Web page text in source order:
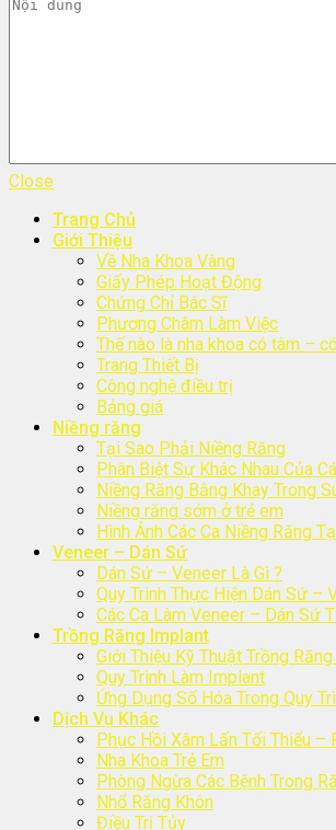
Close
Trang Chủ
Giới Thiệu
Về Nha Khoa Vàng
Giấy Phép Hoạt Động
Chứng Chỉ Bác Sĩ
Phương Châm Làm Việc
Thế nào là nha khoa có tâm –
Trang Thiết Bị
Công nghệ điều trị
Bảng giá
Niềng răng
Tại Sao Phải Niềng Răng
Phân Biệt Sự Khác Nhau Của
Niềng Răng Bằng Khay Trong
Niềng răng sớm ở trẻ em
Hình Ảnh Các Ca Niềng Răng
Veneer – Dán Sứ
Dán Sứ – Veneer Là Gì ?
Quy Trình Thực Hiện Dán Sứ –
Các Ca Làm Veneer – Dán Sứ
Trồng Răng Implant
Giới Thiệu Kỹ Thuật Trồng
Quy Trình Làm Implant
Ứng Dụng Số Hóa Trong Quy
Dịch Vụ Khác
Phục Hồi Xâm Lấn Tối Thiểu –
Nha Khoa Trẻ Em
Phòng Ngừa Các Bệnh Trong
Nhổ Răng Khôn
Điều Trị Tủy